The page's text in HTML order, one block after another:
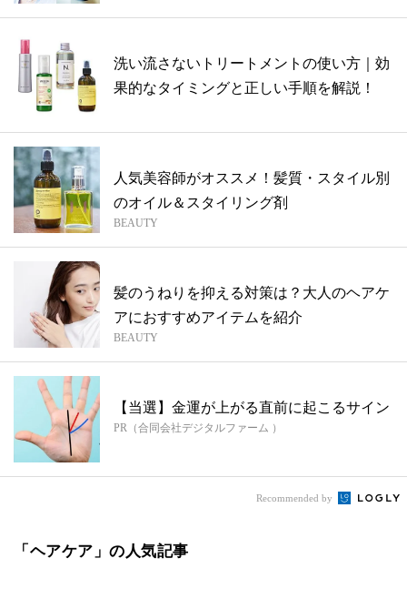
洗い流さないトリートメントの使い方｜効
果的なタイミングと正しい手順を解説！
人気美容師がオススメ！髪質・スタイル別
のオイル＆スタイリング剤
BEAUTY
髪のうねりを抑える対策は？大人のヘアケ
アにおすすめアイテムを紹介
BEAUTY
【当選】金運が上がる直前に起こるサイン
PR（合同会社デジタルファーム ）
Recommended by
「ヘアケア」の人気記事